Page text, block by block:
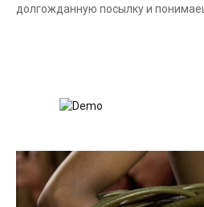
долгожданную посылку и